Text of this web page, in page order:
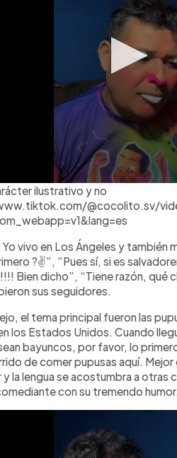
ilustrativo y no
@cocolito.sv/
vivo en Los Ángeles y también
?✌”, “Pues sí, si es
Bien dicho”, “Tiene razón, qué
sus seguidores.
el tema principal fueron las
los Estados Unidos. Cuando
bayuncos, por favor, lo
de comer pupusas aquí.
y la lengua se acostumbra a otras
con su tremendo humor.